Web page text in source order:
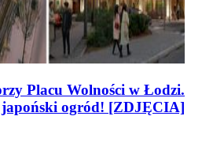
Placu Wolności w Łodzi.
japoński ogród! [ZDJĘCIA]